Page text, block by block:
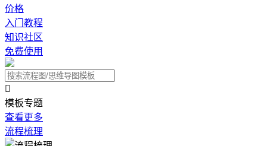
价格
入门教程
知识社区
免费使用

模板专题
查看更多
流程梳理